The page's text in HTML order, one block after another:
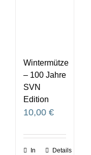
Wintermütze
– 100 Jahre
SVN
Edition
10,00 €
In
Details